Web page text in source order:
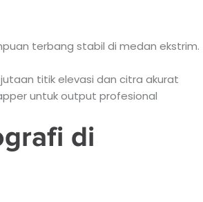
terbang stabil di medan ekstrim.
titik elevasi dan citra akurat
untuk output profesional
di